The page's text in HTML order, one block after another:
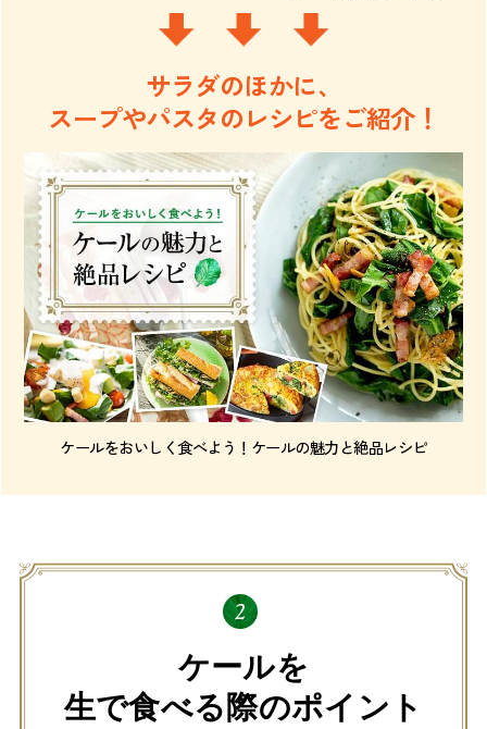
サラダのほかに、
スープやパスタのレシピをご紹介！
ケールをおいしく食べよう！ケールの魅力と絶品レシピ
ケールを
生で食べる際のポイント